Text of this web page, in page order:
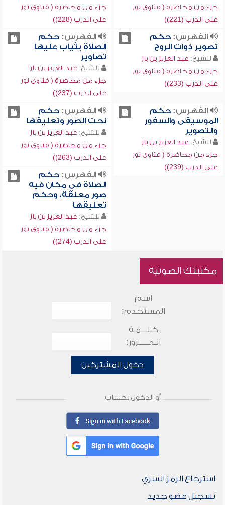
جزء من محاضرة ( فتاوى نور
على الدرب (221))
جزء من محاضرة ( فتاوى نور
على الدرب (228))
الفهرس:حكم
تصوير ذوات الروح
للشيخ: عبد العزيز بن باز
جزء من محاضرة ( فتاوى نور
على الدرب (233))
الفهرس:حكم
الصلاة بثياب عليها
تصاوير
للشيخ: عبد العزيز بن باز
جزء من محاضرة ( فتاوى نور
على الدرب (237))
الفهرس:حكم
الموسيقى والسفور
والتصوير
للشيخ: عبد العزيز بن باز
جزء من محاضرة ( فتاوى نور
على الدرب (239))
الفهرس:حكم
نحت الصور وتعليقها
للشيخ: عبد العزيز بن باز
جزء من محاضرة ( فتاوى نور
على الدرب (263))
الفهرس:حكم
الصلاة في مكان فيه
صور معلقة، وحكم
تعليقها
للشيخ: عبد العزيز بن باز
جزء من محاضرة ( فتاوى نور
على الدرب (274))
مكتبتك الصوتية
اسم
المستخدم:
كـلـــمـة
الـمـــــرور:
دخول المشتركين
أو الدخول بحساب
استرجاع الرمز السري
تسجيل عضو جديد